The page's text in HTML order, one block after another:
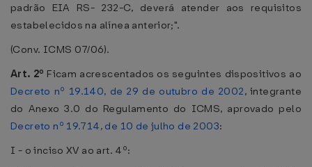
padrão EIA RS- 232-C, deverá atender aos requisitos
estabelecidos na alínea anterior;".
(Conv. ICMS 07/06).
Art. 2º Ficam acrescentados os seguintes dispositivos ao
Decreto nº 19.140, de 29 de outubro de 2002, integrante
do Anexo 3.0 do Regulamento do ICMS, aprovado pelo
Decreto nº 19.714, de 10 de julho de 2003:
I - o inciso XV ao art. 4º: